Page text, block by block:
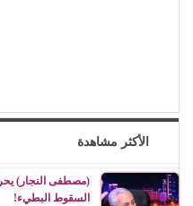
الأكثر مشاهدة
(مصطفى النجار)
السقوط البطيء!